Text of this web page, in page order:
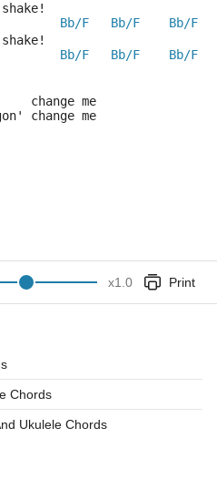
Bb/F Bb/F Bb/F
Bb/F Bb/F Bb/F
change me
change me
x1.0 Print
Chords
Ukulele Chords